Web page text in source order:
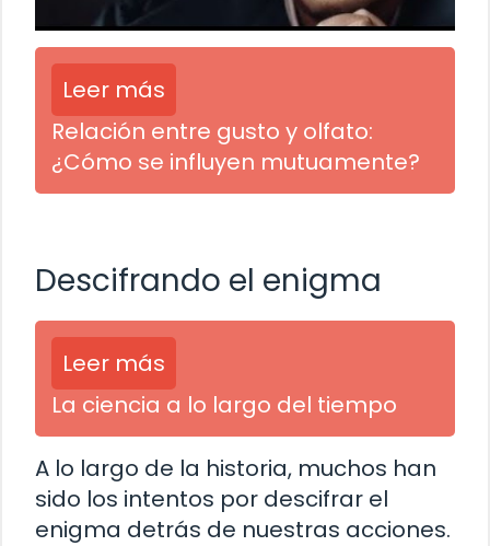
Leer más
Relación entre gusto y olfato:
¿Cómo se influyen mutuamente?
Descifrando el enigma
Leer más
La ciencia a lo largo del tiempo
A lo largo de la historia, muchos han
sido los intentos por descifrar el
enigma detrás de nuestras acciones.